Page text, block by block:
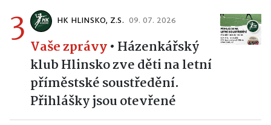
3 HK HLINSKO, Z.S. 09. 07. 2026
Vaše zprávy• Házenkářský
klub Hlinsko zve děti na letní
příměstské soustředění.
Přihlášky jsou otevřené